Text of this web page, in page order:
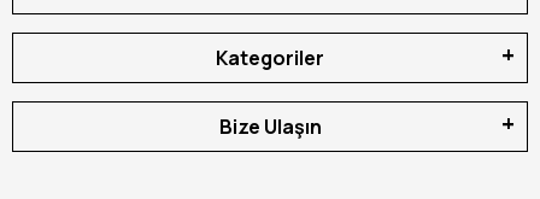
Kategoriler
Bize Ulaşın